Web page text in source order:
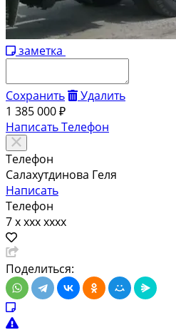
заметка
Сохранить
Удалить
1 385 000 ₽
НаписатьТелефон
Телефон
Салахутдинова Геля
Написать
Телефон
7 x xxx xxxx
Поделиться: